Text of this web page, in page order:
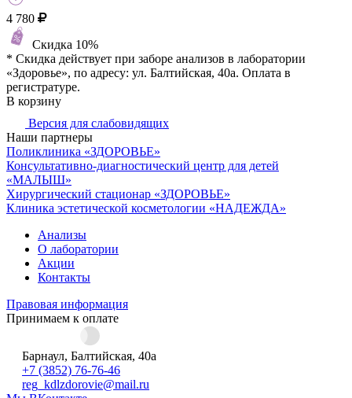
4 780
Скидка 10%
* Скидка действует при заборе анализов в лаборатории
«Здоровье», по адресу: ул. Балтийская, 40а. Оплата в
регистратуре.
В корзину
Версия для слабовидящих
Наши партнеры
Поликлиника «ЗДОРОВЬЕ»
Консультативно-диагностический центр для детей
«МАЛЫШ»
Хирургический стационар «ЗДОРОВЬЕ»
Клиника эстетической косметологии «НАДЕЖДА»
Анализы
О лаборатории
Акции
Контакты
Правовая информация
Принимаем к оплате
Барнаул, Балтийская, 40а
+7 (3852) 76-76-46
reg_kdlzdorovie@mail.ru